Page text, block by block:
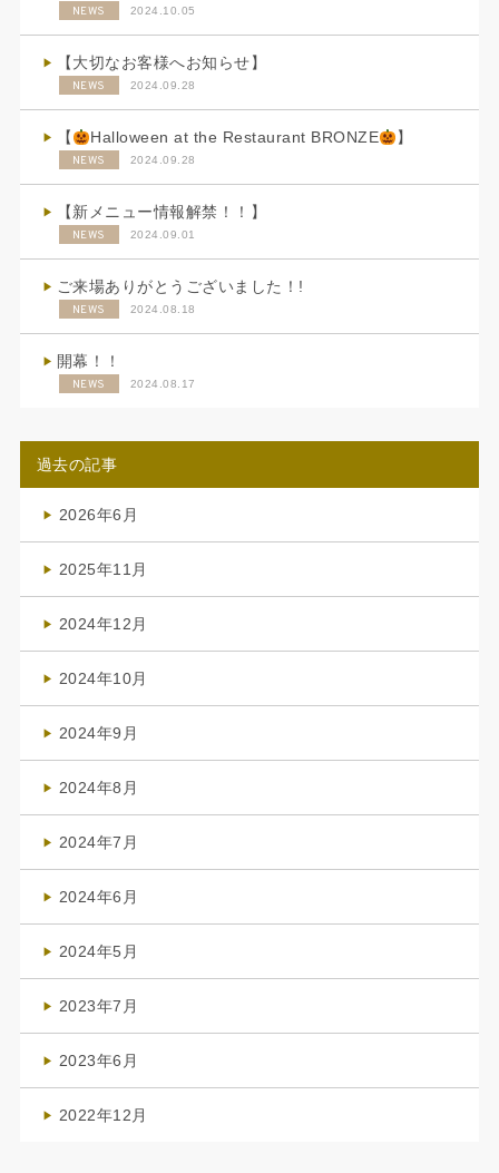
NEWS 2024.10.05
【大切なお客様へお知らせ】
NEWS 2024.09.28
【 Halloween at the Restaurant BRONZE 】
NEWS 2024.09.28
【新メニュー情報解禁！！】
NEWS 2024.09.01
ご来場ありがとうございました！!
NEWS 2024.08.18
開幕！！
NEWS 2024.08.17
過去の記事
2026年6月
2025年11月
2024年12月
2024年10月
2024年9月
2024年8月
2024年7月
2024年6月
2024年5月
2023年7月
2023年6月
2022年12月